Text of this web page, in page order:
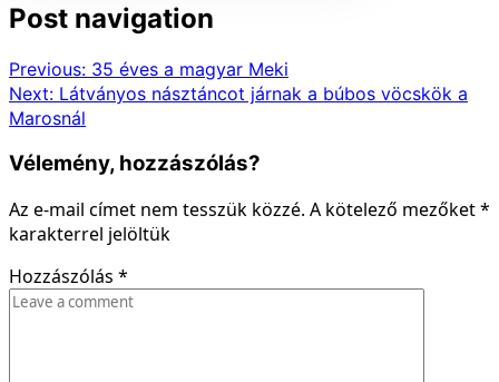
Post navigation
Previous: 35 éves a magyar Meki
Next: Látványos násztáncot járnak a búbos vöcskök a
Marosnál
Vélemény, hozzászólás?
Az e-mail címet nem tesszük közzé. A kötelező mezőket*
karakterrel jelöltük
Hozzászólás *